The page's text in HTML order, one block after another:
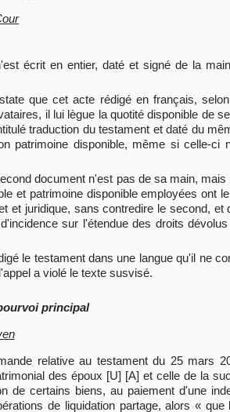
écrit en entier, daté et signé de la
que cet acte rédigé en français,
il lui lègue la quotité disponible de
traduction du testament et daté du
patrimoine disponible, même si celle-ci
document n'est pas de sa main,
et patrimoine disponible employées ont
juridique, sans contredire le second, et
sur l'étendue des droits
le testament dans une langue qu'il ne
a violé le texte susvisé.
principal
relative au testament du 25 mars
des époux [U] [A] et celle de la
de certains biens, au paiement d'une
de liquidation partage, alors «